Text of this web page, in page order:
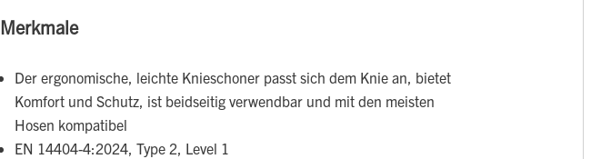
Merkmale
Der ergonomische, leichte Knieschoner passt sich dem Knie an, bietet
Komfort und Schutz, ist beidseitig verwendbar und mit den meisten
Hosen kompatibel
EN 14404-4:2024, Type 2, Level 1